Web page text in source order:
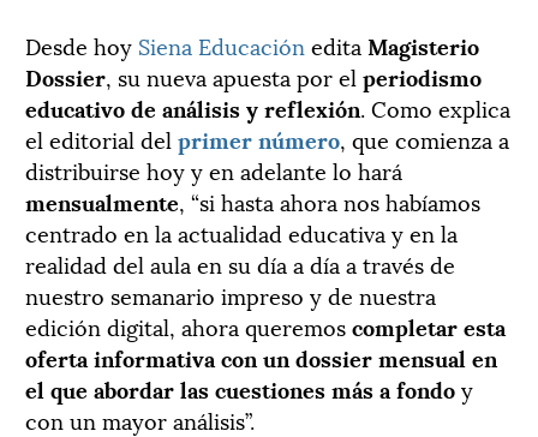
Desde hoy Siena Educación edita Magisterio
Dossier, su nueva apuesta por el periodismo
educativo de análisis y reflexión. Como explica
el editorial del primer número, que comienza a
distribuirse hoy y en adelante lo hará
mensualmente, “si hasta ahora nos habíamos
centrado en la actualidad educativa y en la
realidad del aula en su día a día a través de
nuestro semanario impreso y de nuestra
edición digital, ahora queremoscompletar esta
oferta informativa con un dossier mensual en
el que abordar las cuestiones más a fondoy
con un mayor análisis”.